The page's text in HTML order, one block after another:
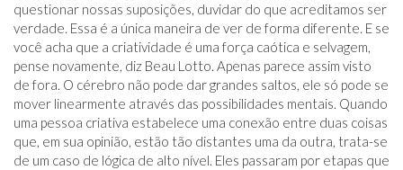
questionar nossas suposições, duvidar do que acreditamos ser
verdade. Essa é a única maneira de ver de forma diferente. E se
você acha que a criatividade é uma força caótica e selvagem,
pense novamente, diz Beau Lotto. Apenas parece assim visto
de fora. O cérebro não pode dar grandes saltos, ele só pode se
mover linearmente através das possibilidades mentais. Quando
uma pessoa criativa estabelece uma conexão entre duas coisas
que, em sua opinião, estão tão distantes uma da outra, trata-se
de um caso de lógica de alto nível. Eles passaram por etapas que